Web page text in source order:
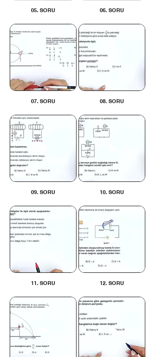
05. SORU 06. SORU
07. SORU 08. SORU
09. SORU 10. SORU
11. SORU 12. SORU